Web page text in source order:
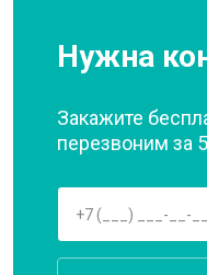
Нужна
Закажите
перезвоним за